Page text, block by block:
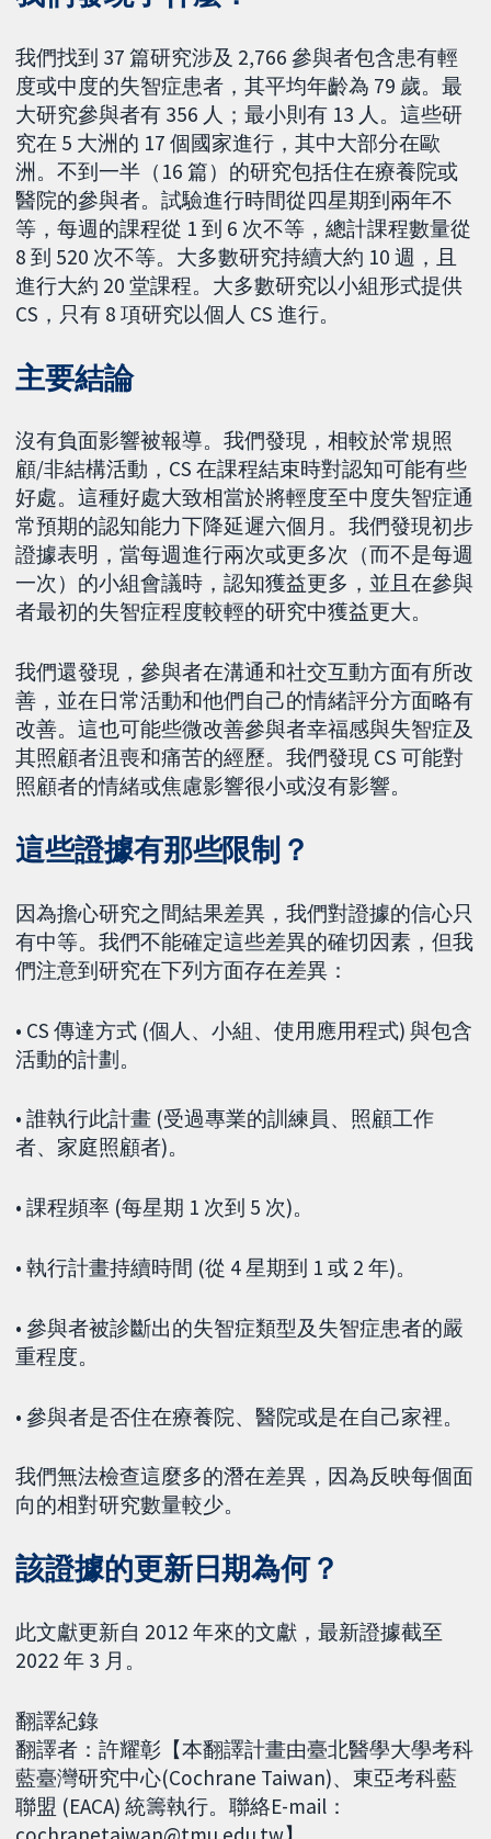
我們找到 37 篇研究涉及 2,766 參與者包含患有輕
度或中度的失智症患者，其平均年齡為 79 歲。最
大研究參與者有 356 人；最小則有 13 人。這些研
究在 5 大洲的 17 個國家進行，其中大部分在歐
洲。不到一半（16 篇）的研究包括住在療養院或
醫院的參與者。試驗進行時間從四星期到兩年不
等，每週的課程從 1 到 6 次不等，總計課程數量從
8 到 520 次不等。大多數研究持續大約 10 週，且
進行大約 20 堂課程。大多數研究以小組形式提供
CS，只有 8 項研究以個人 CS 進行。
主要結論
沒有負面影響被報導。我們發現，相較於常規照
顧/非結構活動，CS 在課程結束時對認知可能有些
好處。這種好處大致相當於將輕度至中度失智症通
常預期的認知能力下降延遲六個月。我們發現初步
證據表明，當每週進行兩次或更多次（而不是每週
一次）的小組會議時，認知獲益更多，並且在參與
者最初的失智症程度較輕的研究中獲益更大。
我們還發現，參與者在溝通和社交互動方面有所改
善，並在日常活動和他們自己的情緒評分方面略有
改善。這也可能些微改善參與者幸福感與失智症及
其照顧者沮喪和痛苦的經歷。我們發現 CS 可能對
照顧者的情緒或焦慮影響很小或沒有影響。
這些證據有那些限制？
因為擔心研究之間結果差異，我們對證據的信心只
有中等。我們不能確定這些差異的確切因素，但我
們注意到研究在下列方面存在差異：
• CS 傳達方式 (個人、小組、使用應用程式) 與包含
活動的計劃。
• 誰執行此計畫 (受過專業的訓練員、照顧工作
者、家庭照顧者)。
• 課程頻率 (每星期 1 次到 5 次)。
• 執行計畫持續時間 (從 4 星期到 1 或 2 年)。
• 參與者被診斷出的失智症類型及失智症患者的嚴
重程度。
• 參與者是否住在療養院、醫院或是在自己家裡。
我們無法檢查這麼多的潛在差異，因為反映每個面
向的相對研究數量較少。
該證據的更新日期為何？
此文獻更新自 2012 年來的文獻，最新證據截至
2022 年 3 月。
翻譯紀錄
翻譯者：許耀彰【本翻譯計畫由臺北醫學大學考科
藍臺灣研究中心(Cochrane Taiwan)、東亞考科藍
聯盟 (EACA) 統籌執行。聯絡E-mail：